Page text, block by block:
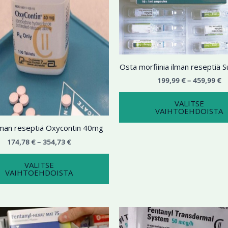
reseptiä Oxycontin 40mg
174,78€ – 354,73€
VALITSE
VAIHTOEHDOISTA
useampi
muunnelma.
Voit
tehdä
valinnat
sivulla.
Osta morfiinia ilman reseptiä
199,99€ – 459,99€
VALITSE
VAIHTOEHDOISTA
Hintaluokka:
199,99 €
Tällä
tuotteella